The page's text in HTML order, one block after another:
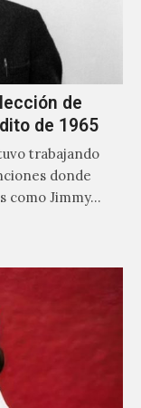
de
de 1965
trabajando
donde
como Jimmy…